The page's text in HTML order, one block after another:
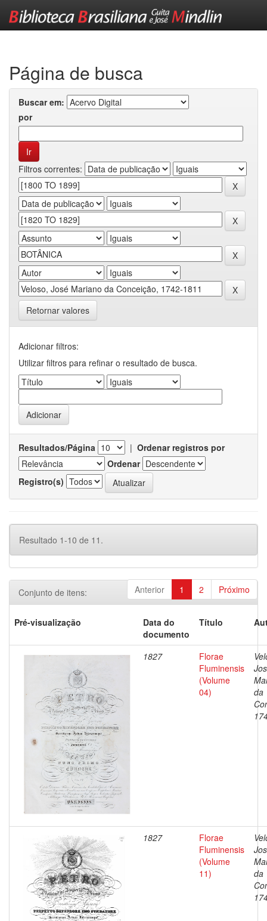
Página de busca
Buscar em:
por
Filtros correntes:
Retornar valores
Adicionar filtros:
Utilizar filtros para refinar o resultado de busca.
Resultados/Página | Ordenar registros por
Ordenar
Registro(s)
Resultado 1-10 de 11.
Anterior 1 2 Próximo
Conjunto de itens:
Pré-visualização
Data do
documento
Título
1827
Florae
Fluminensis
(Volume
04)
da
1827
Florae
Fluminensis
(Volume
11)
da